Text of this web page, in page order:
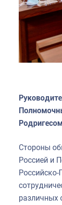
Стороны
Россией и
различных